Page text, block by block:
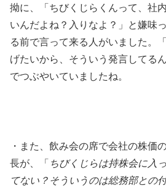
拗に、「ちびくじらくんって、社
いんだよね？入りなよ？」と嫌味
る前で言って来る人がいました。
げたいから、そういう発言してる
でつぶやいていましたね。
・また、飲み会の席で会社の株価
長が、「 ちびくじらは持株会に入
てない？そういうのは総務部との